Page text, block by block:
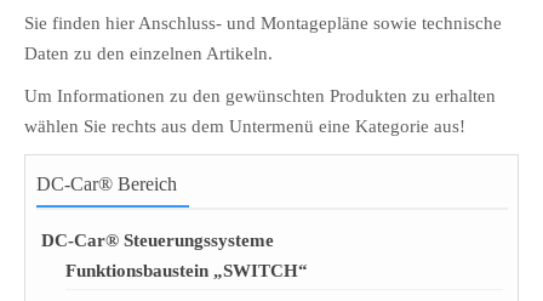
Sie finden hier Anschluss- und Montagepläne sowie technische
Daten zu den einzelnen Artikeln.
Um Informationen zu den gewünschten Produkten zu erhalten
wählen Sie rechts aus dem Untermenü eine Kategorie aus!
DC-Car® Bereich
DC-Car® Steuerungssysteme
Funktionsbaustein „SWITCH“